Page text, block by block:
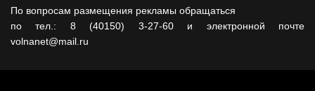
По вопросам размещения рекламы обращаться
по тел.: 8 (40150) 3-27-60 и электронной почте
volnanet@mail.ru